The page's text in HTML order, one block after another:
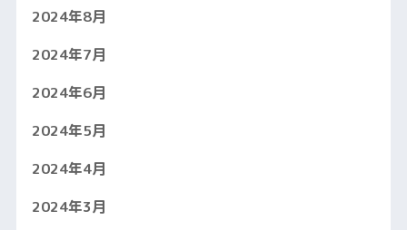
2024年8月
2024年7月
2024年6月
2024年5月
2024年4月
2024年3月